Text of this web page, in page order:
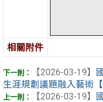
相關附件
【2026-03-19】
生涯規劃議題融入藝術
【2026-03-19】